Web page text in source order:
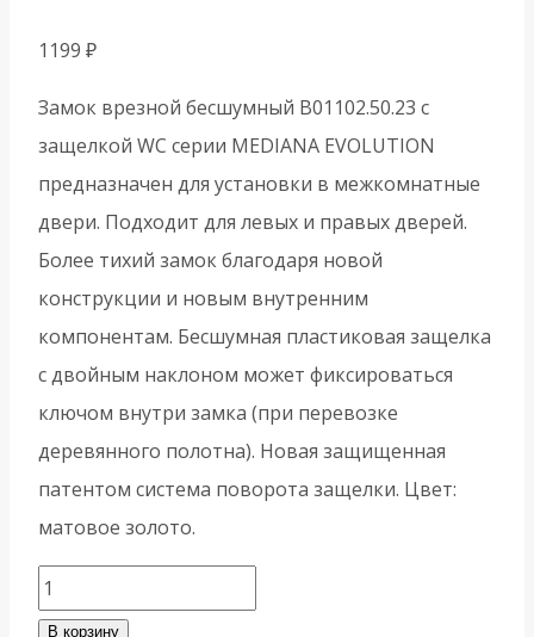
1199 ₽
Замок врезной бесшумный B01102.50.23 с
защелкой WC серии MEDIANA EVOLUTION
предназначен для установки в межкомнатные
двери. Подходит для левых и правых дверей.
Более тихий замок благодаря новой
конструкции и новым внутренним
компонентам. Бесшумная пластиковая защелка
с двойным наклоном может фиксироваться
ключом внутри замка (при перевозке
деревянного полотна). Новая защищенная
патентом система поворота защелки. Цвет:
матовое золото.
Количество
товара
В корзину